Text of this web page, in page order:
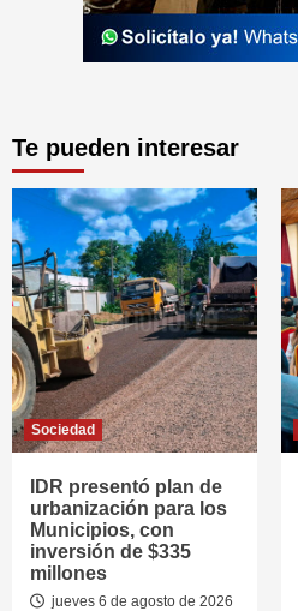
Te pueden interesar
Sociedad
IDR presentó plan de
urbanización para los
Municipios, con
inversión de $335
millones
jueves 6 de agosto de 2026